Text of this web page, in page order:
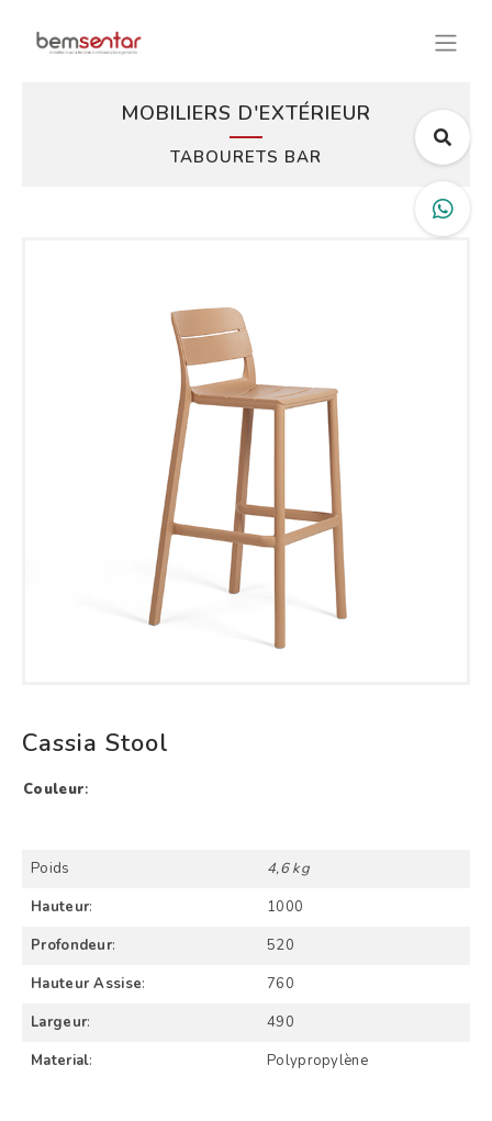
MOBILIERS D'EXTÉRIEUR
TABOURETS BAR
Cassia Stool
Couleur:
Poids
4,6 kg
Hauteur:
1000
Profondeur:
520
Hauteur Assise:
760
Largeur:
490
Material: Polypropylène